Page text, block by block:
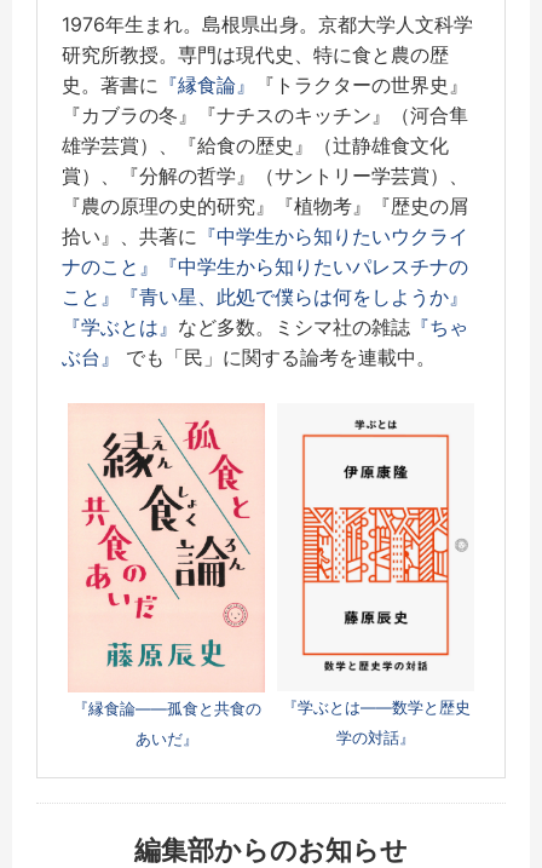
1976年生まれ。島根県出身。京都大学人文科学
研究所教授。専門は現代史、特に食と農の歴
史。著書に 『縁食論』
『トラクターの世界史』
『カブラの冬』『ナチスのキッチン』（河合隼
雄学芸賞）、『給食の歴史』（辻静雄食文化
賞）、『分解の哲学』（サントリー学芸賞）、
『農の原理の史的研究』『植物考』『歴史の屑
拾い』、共著に 『中学生から知りたいウクライ
ナのこと』
『中学生から知りたいパレスチナの
こと』
『青い星、此処で僕らは何をしようか』
『学ぶとは』 など多数。ミシマ社の雑誌 『ちゃ
ぶ台』
でも「民」に関する論考を連載中。
『縁食論――孤食と共食の
あいだ』
『学ぶとは――数学と歴史
学の対話』
編集部からのお知らせ